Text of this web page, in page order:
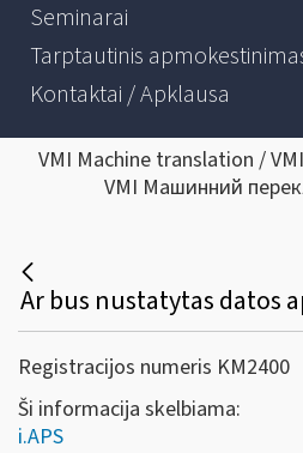
Seminarai
Tarptautinis
Kontaktai / Apklausa
VMI Machine translation /
VMI Машинний
Registracijos numeris KM2400
Ši informacija skelbiama:
i.APS